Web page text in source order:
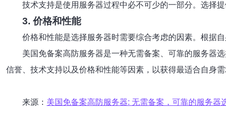
技术支持是使用服务器过程中必不可少的一部分。选择
3. 价格和性能
价格和性能是选择服务器时需要综合考虑的因素。根据
美国免备案高防服务器是一种无需备案、可靠的服务器
信誉、技术支持以及价格和性能等因素，以获得最适合自身需
来源： 美国免备案高防服务器: 无需备案，可靠的服务器